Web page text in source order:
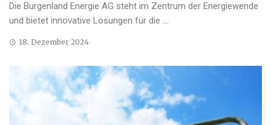
Die Burgenland Energie AG steht im Zentrum der Energiewende
und bietet innovative Lösungen für die ...
18. Dezember 2024